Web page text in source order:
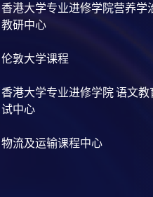
香港大学专业进修学院营养学
教研中心
伦敦大学课程
香港大学专业进修学院 语文教
试中心
物流及运输课程中心